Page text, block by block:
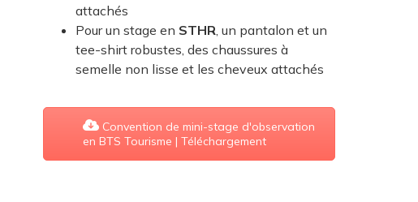
attachés
Pour un stage en STHR , un pantalon et un
tee-shirt robustes, des chaussures à
semelle non lisse et les cheveux attachés
Convention de mini-stage d'observation
en BTS Tourisme | Téléchargement